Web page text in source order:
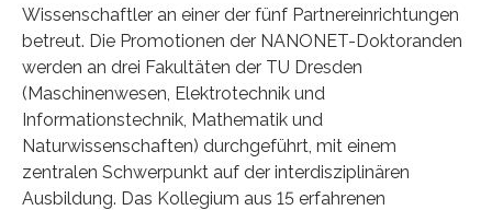
Wissenschaftler an einer der fünf Partnereinrichtungen
betreut. Die Promotionen der NANONET-Doktoranden
werden an drei Fakultäten der TU Dresden
(Maschinenwesen, Elektrotechnik und
Informationstechnik, Mathematik und
Naturwissenschaften) durchgeführt, mit einem
zentralen Schwerpunkt auf der interdisziplinären
Ausbildung. Das Kollegium aus 15 erfahrenen